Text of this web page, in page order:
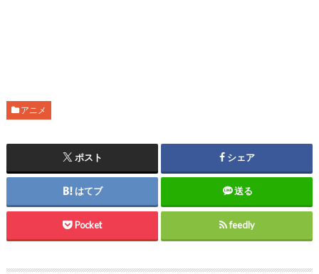
アニメ
ポスト シェア
はてブ 送る
Pocket feedly